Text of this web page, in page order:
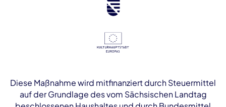
Diese Maßnahme wird mitfinanziert durch Steuermittel
auf der Grundlage des vom Sächsischen Landtag